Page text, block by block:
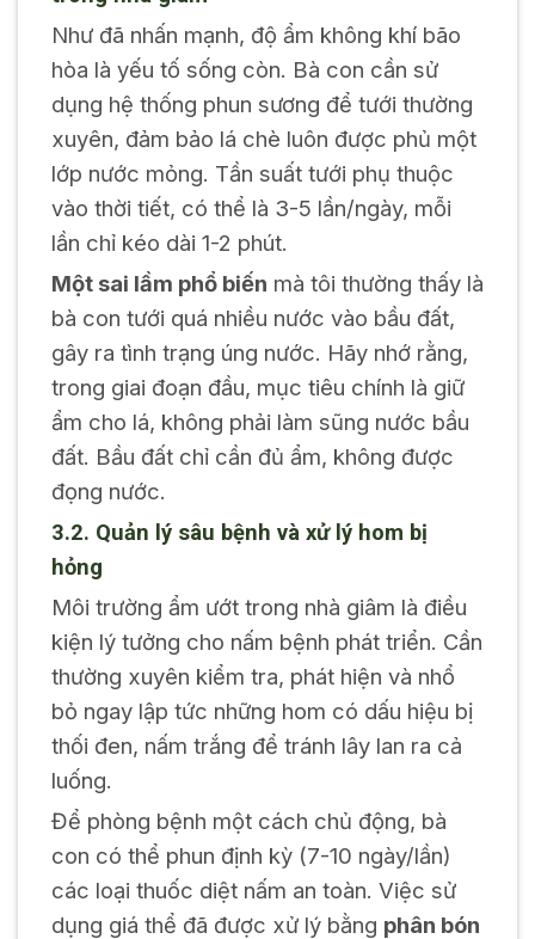
Như đã nhấn mạnh, độ ẩm không khí bão
hòa là yếu tố sống còn. Bà con cần sử
dụng hệ thống phun sương để tưới thường
xuyên, đảm bảo lá chè luôn được phủ một
lớp nước mỏng. Tần suất tưới phụ thuộc
vào thời tiết, có thể là 3-5 lần/ngày, mỗi
lần chỉ kéo dài 1-2 phút.
Một sai lầm phổ biến mà tôi thường thấy là
bà con tưới quá nhiều nước vào bầu đất,
gây ra tình trạng úng nước. Hãy nhớ rằng,
trong giai đoạn đầu, mục tiêu chính là giữ
ẩm cho lá, không phải làm sũng nước bầu
đất. Bầu đất chỉ cần đủ ẩm, không được
đọng nước.
3.2. Quản lý sâu bệnh và xử lý hom bị
hỏng
Môi trường ẩm ướt trong nhà giâm là điều
kiện lý tưởng cho nấm bệnh phát triển. Cần
thường xuyên kiểm tra, phát hiện và nhổ
bỏ ngay lập tức những hom có dấu hiệu bị
thối đen, nấm trắng để tránh lây lan ra cả
luống.
Để phòng bệnh một cách chủ động, bà
con có thể phun định kỳ (7-10 ngày/lần)
các loại thuốc diệt nấm an toàn. Việc sử
dụng giá thể đã được xử lý bằng phân bón